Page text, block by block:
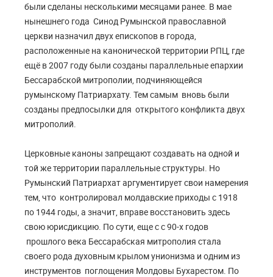
были сделаны несколькими месяцами ранее. В мае
нынешнего года Синод Румынской православной
церкви назначил двух епископов в города,
расположенные на канонической территории РПЦ, где
ещё в 2007 году были созданы параллельные епархии
Бессарабской митрополии, подчиняющейся
румынскому Патриархату. Тем самым вновь были
созданы предпосылки для открытого конфликта двух
митрополий.
Церковные каноны запрещают создавать на одной и
той же территории параллельные структуры. Но
Румынский Патриархат аргументирует свои намерения
тем, что контролировал молдавские приходы с 1918
по 1944 годы, а значит, вправе восстановить здесь
свою юрисдикцию. По сути, еще с с 90-х годов
прошлого века Бессарабская митрополия стала
своего рода духовным крылом унионизма и одним из
инструментов поглощения Молдовы Бухарестом. По